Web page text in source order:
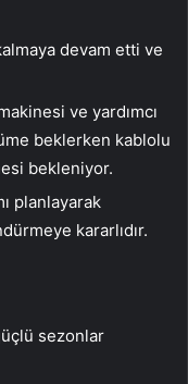
devam etti ve
ve yardımcı
beklerken kablolu
bekleniyor.
planlayarak
kararlıdır.
sezonlar